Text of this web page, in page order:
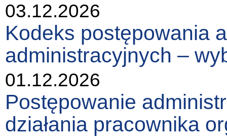
03.12.2026
Kodeks postępowania
administracyjnych –
01.12.2026
Postępowanie
działania pracownika